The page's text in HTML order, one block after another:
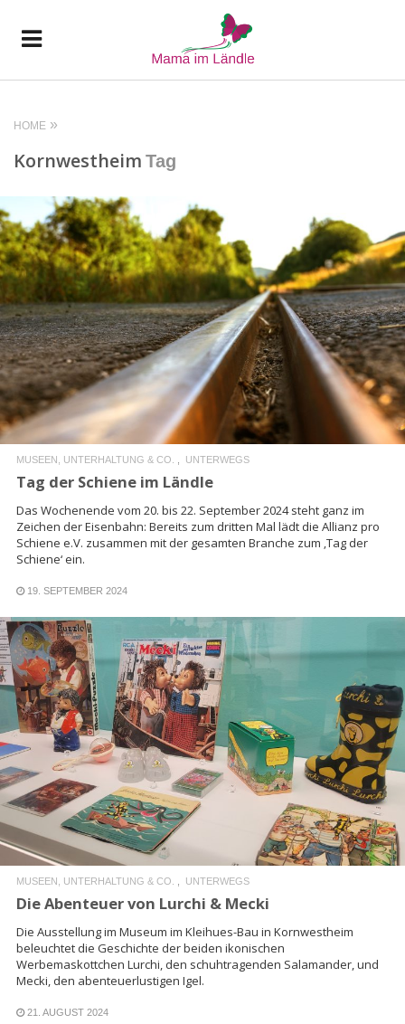
HOME
Kornwestheim Tag
READ MORE
MUSEEN, UNTERHALTUNG & CO. UNTERWEGS
Tag der Schiene im Ländle
Das Wochenende vom 20. bis 22. September 2024 steht ganz im
Zeichen der Eisenbahn: Bereits zum dritten Mal lädt die Allianz pro
Schiene e.V. zusammen mit der gesamten Branche zum ‚Tag der
Schiene‘ ein.
19. SEPTEMBER 2024
READ MORE
MUSEEN, UNTERHALTUNG & CO. UNTERWEGS
Die Abenteuer von Lurchi & Mecki
Die Ausstellung im Museum im Kleihues-Bau in Kornwestheim
beleuchtet die Geschichte der beiden ikonischen
Werbemaskottchen Lurchi, den schuhtragenden Salamander, und
Mecki, den abenteuerlustigen Igel.
21. AUGUST 2024